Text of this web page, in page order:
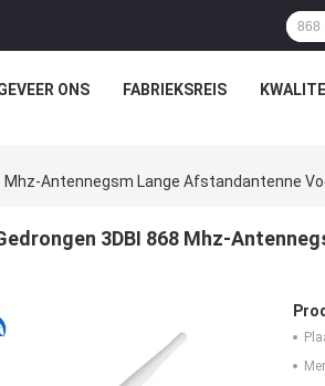
ONS FABRIEKSREIS
Mhz-Antennegsm Lange Afstandantenne
3DBI 868 Mhz-